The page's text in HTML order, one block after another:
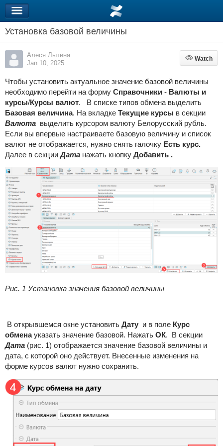
Установка базовой величины
Алеся Лытина
Jan 10, 2025
Watch
Watch
Чтобы установить актуальное значение базовой величины
необходимо перейти на форму Справочники - Валюты и
курсы/Курсы валют. В списке типов обмена выделить
Базовая величина. На вкладке Текущие курсы в секции
Валюта выделить курсором валюту Белорусский рубль.
Если вы впервые настраиваете базовую величину и список
валют не отображается, нужно снять галочку Есть курс.
Далее в секцииДата нажать кнопку Добавить .
Рис. 1 Установка значения базовой величины
В открывшемся окне установить Дату и в поле Курс
обменауказать значение базовой. Нажать ОК. В секции
Дата (рис. 1) отображается значение базовой величины и
дата, с которой оно действует. Внесенные изменения на
форме курсов валют нужно сохранить.